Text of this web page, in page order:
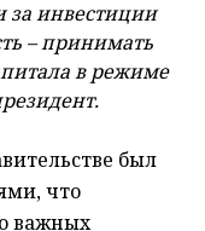
инвестиции
– принимать
в режиме
был
что
важных